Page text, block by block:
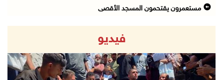
مستعمرون يقتحمون المسجد الأقصى
مصر تنعى القائد الوطني دياب اللوح
09/آب/2026 12:27 م
جهاد يرسم على الخيمة مشاهد الحرب في غزة
فيديو